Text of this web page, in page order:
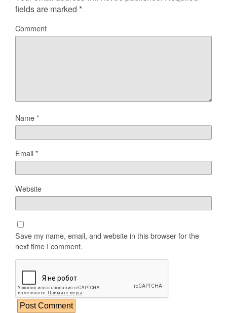
fields are marked *
Comment
Name*
Email*
Website
Save my name, email, and website in this browser for the
next time I comment.